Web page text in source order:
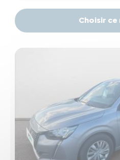
Choisir